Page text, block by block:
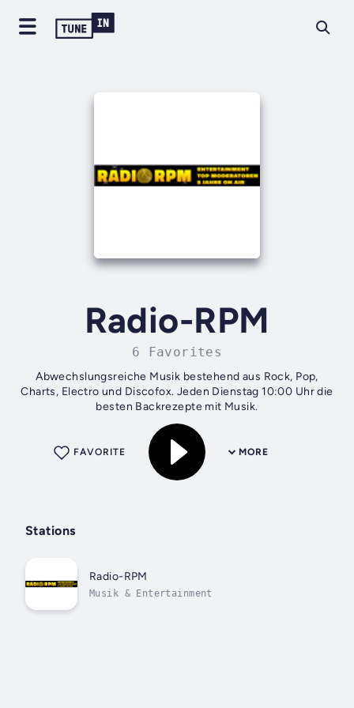
Radio-RPM
6 Favorites
Abwechslungsreiche Musik bestehend aus Rock, Pop,
Charts, Electro und Discofox. Jeden Dienstag 10:00 Uhr die
besten Backrezepte mit Musik.
MORE
FAVORITE
Stations
Radio-RPM
Musik & Entertainment